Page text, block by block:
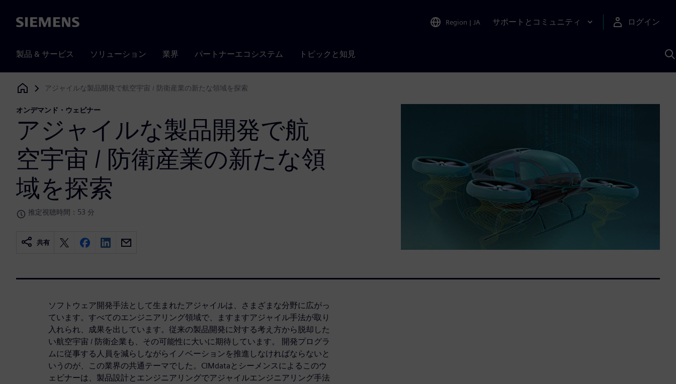
Siemens Region | JA サポートとコミュニティ ログイン
製品 & サービス ソリューション 業界 パートナーエコシステム トピックと知見
Siemens Digital Industries Software
アジャイルな製品開発で航空宇宙 / 防衛産業の新たな領域を探索
オンデマンド・ウェビナー
アジャイルな製品開発で航
空宇宙 / 防衛産業の新たな領
域を探索
推定視聴時間：53 分
共有
ソフトウェア開発手法として生まれたアジャイルは、さまざまな分野に広がっ
ています。すべてのエンジニアリング領域で、ますますアジャイル手法が取り
入れられ、成果を出しています。従来の製品開発に対する考え方から脱却した
い航空宇宙 / 防衛企業も、その可能性に大いに期待しています。 開発プログラ
ムに従事する人員を減らしながらイノベーションを推進しなければならないと
いうのが、この業界の共通テーマでした。CIMdataとシーメンスによるこのウ
ェビナーは、製品設計とエンジニアリングでアジャイルエンジニアリング手法